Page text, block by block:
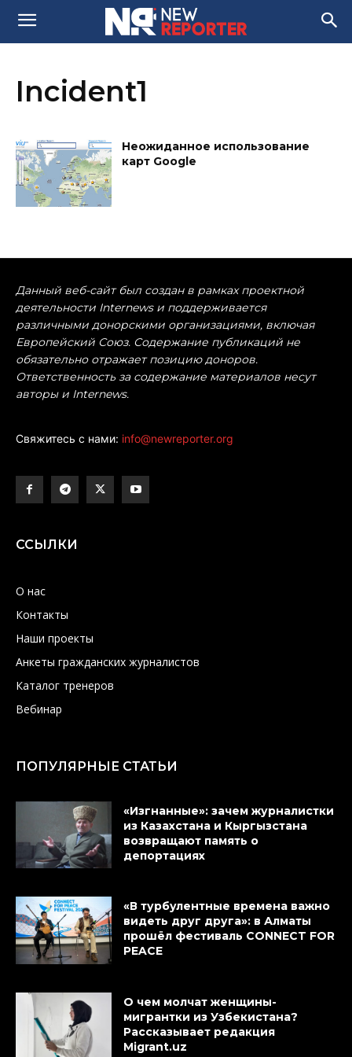
Incident1
Неожиданное использование
карт Google
Данный веб-сайт был создан в рамках проектной
деятельности Internews и поддерживается
различными донорскими организациями, включая
Европейский Союз. Содержание публикаций не
обязательно отражает позицию доноров.
Ответственность за содержание материалов несут
авторы и Internews.
Свяжитесь с нами: info@newreporter.org
ССЫЛКИ
О нас
Контакты
Наши проекты
Анкеты гражданских журналистов
Каталог тренеров
Вебинар
ПОПУЛЯРНЫЕ СТАТЬИ
«Изгнанные»: зачем журналистки
из Казахстана и Кыргызстана
возвращают память о
депортациях
«В турбулентные времена важно
видеть друг друга»: в Алматы
прошёл фестиваль CONNECT FOR
PEACE
О чем молчат женщины-
мигрантки из Узбекистана?
Рассказывает редакция
Migrant.uz